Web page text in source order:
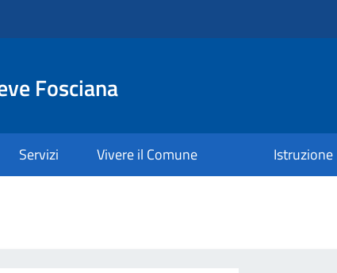
Fosciana
Servizi Vivere il Comune Istruzione